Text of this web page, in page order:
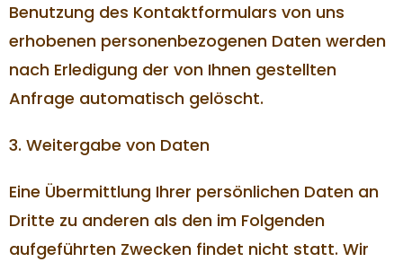
Benutzung des Kontaktformulars von uns
erhobenen personenbezogenen Daten werden
nach Erledigung der von Ihnen gestellten
Anfrage automatisch gelöscht.
3. Weitergabe von Daten
Eine Übermittlung Ihrer persönlichen Daten an
Dritte zu anderen als den im Folgenden
aufgeführten Zwecken findet nicht statt. Wir